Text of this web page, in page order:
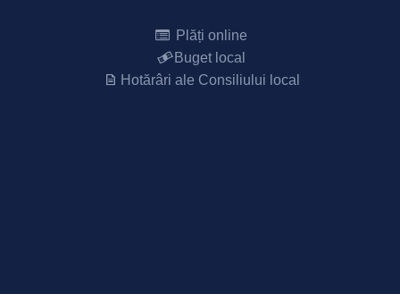
Plăți online
Buget local
Hotărâri ale Consiliului local